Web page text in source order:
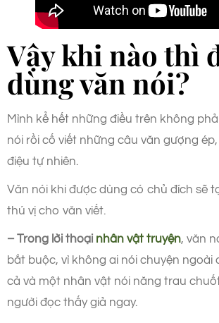
Vậy khi nào thì
dùng văn nói?
Mình kể hết những điều trên không
nói rồi cố viết những câu văn gượng
điệu tự nhiên.
Văn nói khi được dùng có chủ đích sẽ
thú vị cho văn viết.
– Trong lời thoại nhân vật truyện, văn
bắt buộc, vì không ai nói chuyện ngoài
cả và một nhân vật nói năng trau
người đọc thấy giả ngay.